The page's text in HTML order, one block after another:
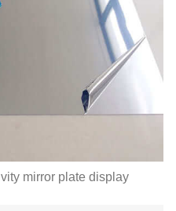
mirror plate display